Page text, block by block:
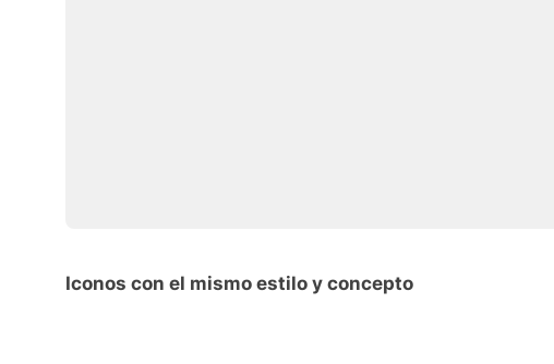
Iconos con el mismo estilo y concepto